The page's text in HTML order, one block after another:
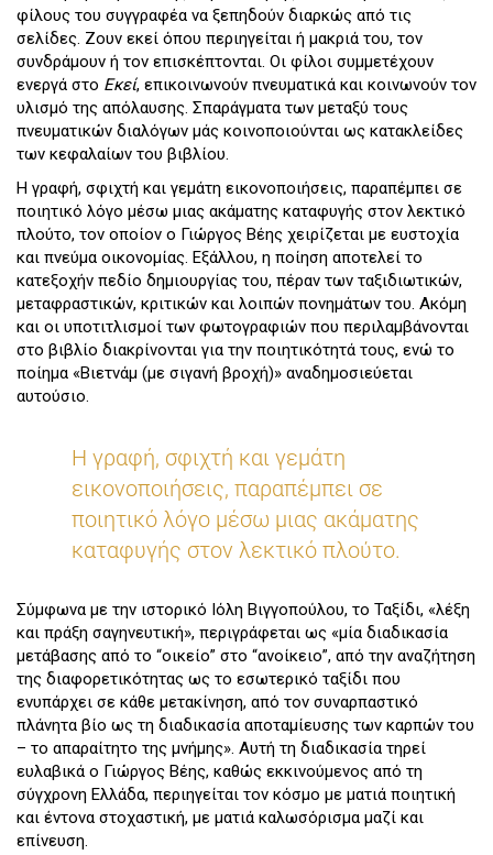
φίλους του συγγραφέα να ξεπηδούν διαρκώς από τις
σελίδες. Ζουν εκεί όπου περιηγείται ή μακριά του, τον
συνδράμουν ή τον επισκέπτονται. Οι φίλοι συμμετέχουν
ενεργά στο Εκεί, επικοινωνούν πνευματικά και κοινωνούν τον
υλισμό της απόλαυσης. Σπαράγματα των μεταξύ τους
πνευματικών διαλόγων μάς κοινοποιούνται ως κατακλείδες
των κεφαλαίων του βιβλίου.
Η γραφή, σφιχτή και γεμάτη εικονοποιήσεις, παραπέμπει σε
ποιητικό λόγο μέσω μιας ακάματης καταφυγής στον λεκτικό
πλούτο, τον οποίον ο Γιώργος Βέης χειρίζεται με ευστοχία
και πνεύμα οικονομίας. Εξάλλου, η ποίηση αποτελεί το
κατεξοχήν πεδίο δημιουργίας του, πέραν των ταξιδιωτικών,
μεταφραστικών, κριτικών και λοιπών πονημάτων του. Ακόμη
και οι υποτιτλισμοί των φωτογραφιών που περιλαμβάνονται
στο βιβλίο διακρίνονται για την ποιητικότητά τους, ενώ το
ποίημα «Βιετνάμ (με σιγανή βροχή)» αναδημοσιεύεται
αυτούσιο.
Η γραφή, σφιχτή και γεμάτη
εικονοποιήσεις, παραπέμπει σε
ποιητικό λόγο μέσω μιας ακάματης
καταφυγής στον λεκτικό πλούτο.
Σύμφωνα με την ιστορικό Ιόλη Βιγγοπούλου, το Ταξίδι, «λέξη
και πράξη σαγηνευτική», περιγράφεται ως «μία διαδικασία
μετάβασης από το “οικείο” στο “ανοίκειο”, από την αναζήτηση
της διαφορετικότητας ως το εσωτερικό ταξίδι που
ενυπάρχει σε κάθε μετακίνηση, από τον συναρπαστικό
πλάνητα βίο ως τη διαδικασία αποταμίευσης των καρπών του
– το απαραίτητο της μνήμης». Αυτή τη διαδικασία τηρεί
ευλαβικά ο Γιώργος Βέης, καθώς εκκινούμενος από τη
σύγχρονη Ελλάδα, περιηγείται τον κόσμο με ματιά ποιητική
και έντονα στοχαστική, με ματιά καλωσόρισμα μαζί και
επίνευση.